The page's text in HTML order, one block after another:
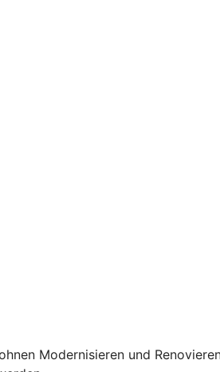
Modernisieren und